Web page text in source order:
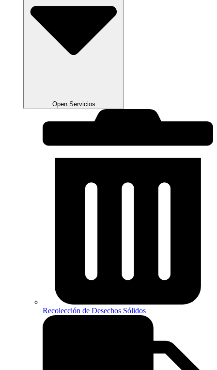
Open Servicios
Recolección de Desechos Sólidos